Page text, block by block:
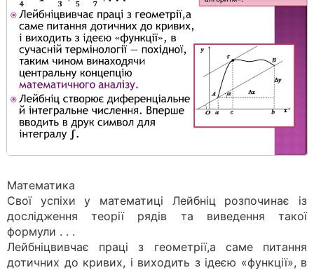
Математика
Свої успіхи у математиці Лейбніц розпочинає із
дослідження теорії рядів та виведення такої
формули . . .
Лейбніцвивчає праці з геометрії,а саме питання
дотичних до кривих, і виходить з ідеєю «функції», в